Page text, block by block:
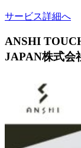
サービス詳細へ
ANSHI
JAPAN株式会